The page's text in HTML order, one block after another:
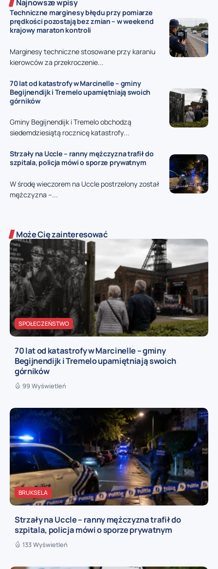
Najnowsze wpisy
Techniczne marginesy błędu przy pomiarze
prędkości pozostają bez zmian – w weekend
krajowy maraton kontroli
Marginesy techniczne stosowane przy karaniu
kierowców za przekroczenie...
70 lat od katastrofy w Marcinelle – gminy
Begijnendijk i Tremelo upamiętniają swoich
górników
Gminy Begijnendijk i Tremelo obchodzą
siedemdziesiątą rocznicę katastrofy...
Strzały na Uccle – ranny mężczyzna trafił do
szpitala, policja mówi o sporze prywatnym
W środę wieczorem na Uccle postrzelony został
mężczyzna –...
Może Cię zainteresować
SPOŁECZEŃSTWO
70 lat od katastrofy w Marcinelle – gminy
Begijnendijk i Tremelo upamiętniają swoich
górników
99 Wyświetleń
BRUKSELA
Strzały na Uccle – ranny mężczyzna trafił do
szpitala, policja mówi o sporze prywatnym
133 Wyświetleń